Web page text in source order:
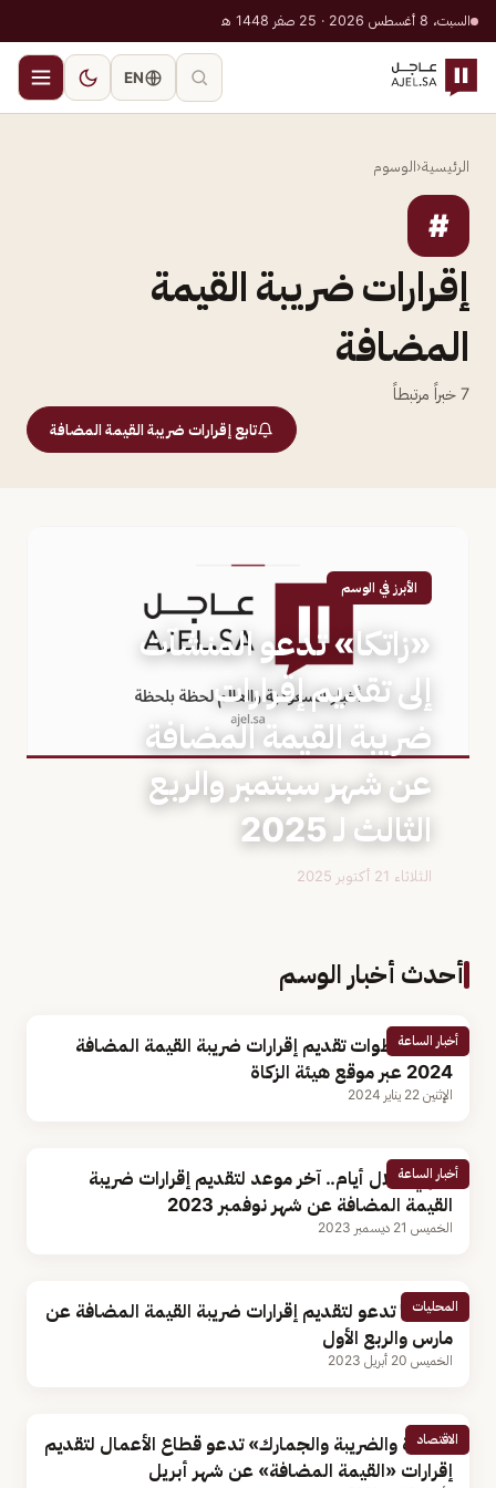
السبت، 8 أغسطس 2026 · 25 صفر 1448 هـ
EN
الرئيسية‹الوسوم
#
إقرارات ضريبة القيمة
المضافة
7 خبراً مرتبطاً
تابع إقرارات ضريبة القيمة المضافة
الأبرز في الوسم
«زاتكا» تدعو المنشآت
إلى تقديم إقرارات
ضريبة القيمة المضافة
عن شهر سبتمبر والربع
الثالث لـ 2025
الثلاثاء 21 أكتوبر 2025
أحدث أخبار الوسم
أخبار الساعة
رابط وخطوات تقديم إقرارات ضريبة القيمة المضافة
2024 عبر موقع هيئة الزكاة
الإثنين 22 يناير 2024
أخبار الساعة
ينتهي خلال أيام.. آخر موعد لتقديم إقرارات ضريبة
القيمة المضافة عن شهر نوفمبر 2023
الخميس 21 ديسمبر 2023
المحليات
"الزكاة" تدعو لتقديم إقرارات ضريبة القيمة المضافة عن
مارس والربع الأول
الخميس 20 أبريل 2023
الاقتصاد
«الزكاة والضريبة والجمارك» تدعو قطاع الأعمال لتقديم
إقرارات «القيمة المضافة» عن شهر أبريل